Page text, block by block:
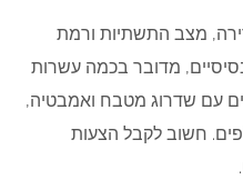
מצב התשתיות ורמת
מדובר בכמה עשרות
עם שדרוג מטבח ואמבטיה,
חשוב לקבל הצעות